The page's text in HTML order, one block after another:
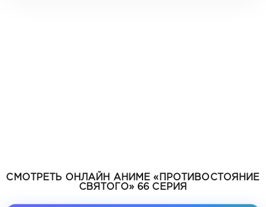
СМОТРЕТЬ ОНЛАЙН АНИМЕ «ПРОТИВОСТОЯНИЕ
СВЯТОГО» 66 СЕРИЯ